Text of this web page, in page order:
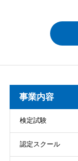
事業内容
検定試験
認定スクール